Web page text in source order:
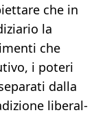
che in
la
che
i poteri
dalla
liberal-